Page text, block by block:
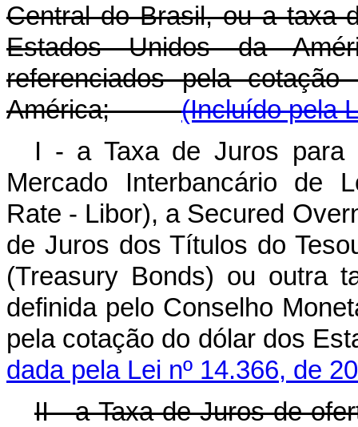
Central do Brasil, ou a taxa
Estados Unidos da
referenciados pela
América;(Incluído pela
I - a Taxa de Juros para
Mercado Interbancário de
Rate - Libor), a Secured
de Juros dos Títulos do
(Treasury Bonds) ou outra
definida pelo Conselho
pela cotação do dólar dos
dada pela Lei nº 14.366, de
II - a Taxa de Juros de